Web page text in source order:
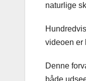
naturlige
videoen er
Denne
både